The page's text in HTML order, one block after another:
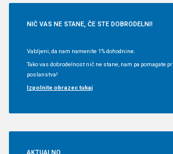
NIČ VAS NE STANE, ČE STE DOBRODELNI!
Vabljeni, da nam namenite 1% dohodnine.
Tako vas dobrodelnost nič ne stane, nam pa pomagate
poslanstva!
Izpolnite obrazec tukaj